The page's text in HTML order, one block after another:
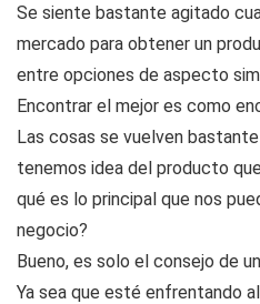
Se siente bastante agitado
mercado para obtener un
entre opciones de aspecto
Encontrar el mejor es como
Las cosas se vuelven
tenemos idea del producto
qué es lo principal que nos
negocio?
Bueno, es solo el consejo de
Ya sea que esté enfrentando